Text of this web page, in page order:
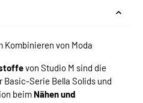
von Moda
von Studio M sind die
Serie Bella Solids und
beim Nähen und